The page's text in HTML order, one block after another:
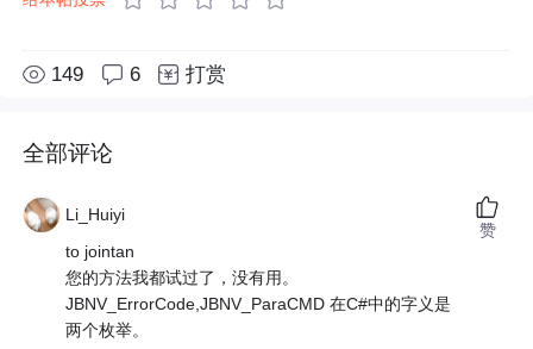
149 6 打赏
全部评论
Li_Huiyi
to jointan
您的方法我都试过了，没有用。
JBNV_ErrorCode,JBNV_ParaCMD 在C#中的字义是
两个枚举。
赞